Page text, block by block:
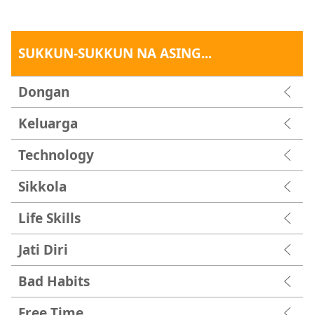
SUKKUN-SUKKUN NA ASING...
Dongan
Keluarga
Technology
Sikkola
Life Skills
Jati Diri
Bad Habits